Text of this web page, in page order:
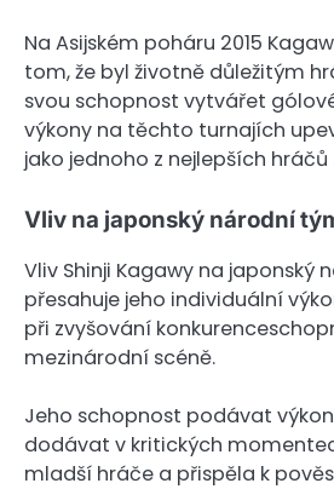
Na Asijském poháru 2015
tom, že byl životně důležitým
svou schopnost vytvářet
výkony na těchto turnajích
jako jednoho z nejlepších
Vliv na japonský národní
Vliv Shinji Kagawy na japonský
přesahuje jeho individuální
při zvyšování
mezinárodní scéně.
Jeho schopnost podávat
dodávat v kritických
mladší hráče a přispěla k